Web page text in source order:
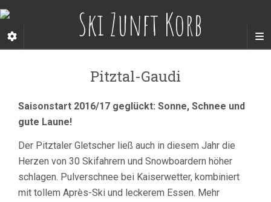
Pitztal-Gaudi
Saisonstart 2016/17 geglückt: Sonne, Schnee und
gute Laune!
Der Pitztaler Gletscher ließ auch in diesem Jahr die
Herzen von 30 Skifahrern und Snowboardern höher
schlagen. Pulverschnee bei Kaiserwetter, kombiniert
mit tollem Après-Ski und leckerem Essen. Mehr